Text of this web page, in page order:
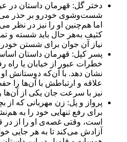
دختر گل: قهرمان داستان در
شست‌وشوی خودرو بر حذر
اما هم‌چنین او را نیز در نظر
کثیف به‌هر حال باید شسته و
نیاز آن جوان برای شستن
پسر کپل: قهرمان داستان
خطرات عبور از خیابان یا راه
نشان دهد. با آن‌که دوستانش او
علاقه و ارتباطش با آن‌ها
نیز با سرعت جان یکی از آن‌ها
پرواز و پل: زن مهربانی که
برای رفع تنهایی خود را به
است، وقتی غصه‌ی او را از در
آزادش می‌کند تا به هر جایی